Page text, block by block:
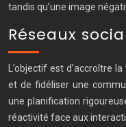
tandis qu’une image
Réseaux
L’objectif est d’accroître
et de fidéliser une
une planification
réactivité face aux